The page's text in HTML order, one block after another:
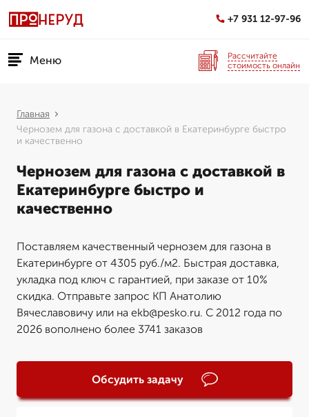
+7 931 12-97-96
Меню
Рассчитайте
стоимость онлайн
Главная
Чернозем для газона с доставкой в Екатеринбурге быстро
и качественно
Чернозем для газона с доставкой в
Екатеринбурге быстро и
качественно
Поставляем качественный чернозем для газона в
Екатеринбурге от 4305 руб./м2. Быстрая доставка,
укладка под ключ с гарантией, при заказе от 10%
скидка. Отправьте запрос КП Анатолию
Вячеславовичу или на ekb@pesko.ru. С 2012 года по
2026 вополнено более 3741 заказов
Обсудить задачу